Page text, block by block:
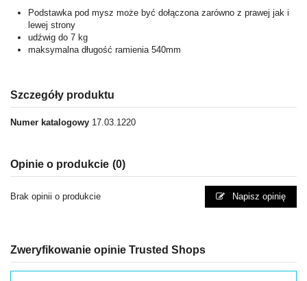
Podstawka pod mysz może być dołączona zarówno z prawej jak i
lewej strony
udźwig do 7 kg
maksymalna długość ramienia 540mm
Szczegóły produktu
Numer katalogowy 17.03.1220
Opinie o produkcie (0)
Brak opinii o produkcie Napisz opinię
Zweryfikowanie opinie Trusted Shops